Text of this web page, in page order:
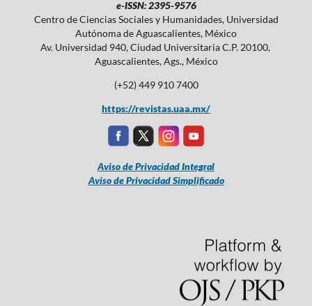
e-ISSN: 2395-9576
Centro de Ciencias Sociales y Humanidades, Universidad
Autónoma de Aguascalientes, México
Av. Universidad 940, Ciudad Universitaria C.P. 20100,
Aguascalientes, Ags., México
(+52) 449 910 7400
https://revistas.uaa.mx/
Aviso de Privacidad Integral
Aviso de Privacidad Simplificado